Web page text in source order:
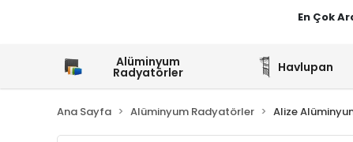
En Çok
Alüminyum
Radyatörler Havlupan
Ana Sayfa Alüminyum Radyatörler Alize